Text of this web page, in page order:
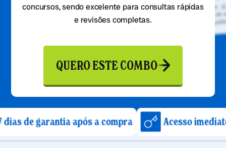
concursos, sendo excelente para consultas rápidas
e revisões completas.
QUERO ESTE COMBO
após a compra Acesso imediato após